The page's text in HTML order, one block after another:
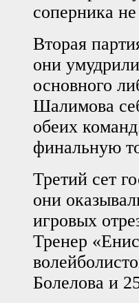
соперника
Вторая
они
основного
Шалимова
обеих
финальную
Третий сет
они
игровых
Тренер
Болелова и